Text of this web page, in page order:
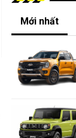
Mới nhất